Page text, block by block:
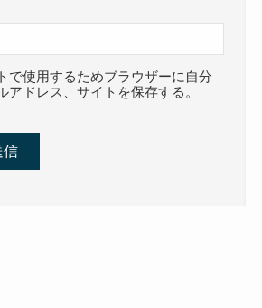
で使用するためブラウザーに自分
アドレス、サイトを保存する。